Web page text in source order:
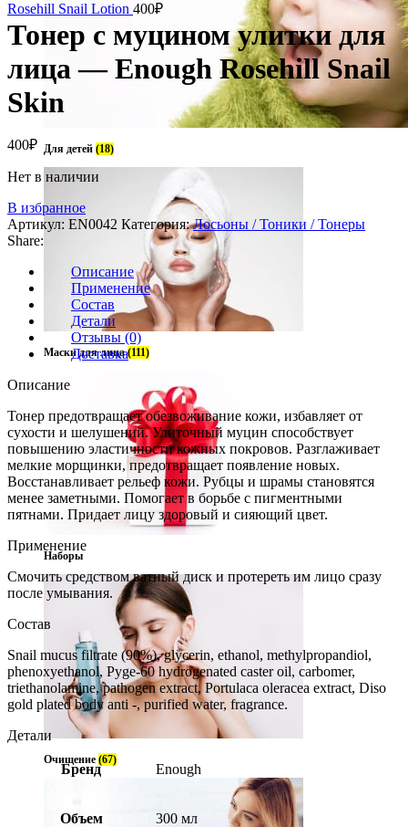
Для детей (18)
Маски для лица(111)
Наборы
Очищение (67)
Rosehill Snail Lotion 400₽
Тонер с муцином улитки для
лица — Enough Rosehill Snail
Skin
400₽
Нет в наличии
В избранное
Артикул: EN0042 Категория: Лосьоны / Тоники / Тонеры
Share:
Описание
Применение
Состав
Детали
Отзывы (0)
Доставка
Описание
Тонер предотвращает обезвоживание кожи, избавляет от
сухости и шелушений. Улиточный муцин способствует
повышению эластичности кожных покровов. Разглаживает
мелкие морщинки, предотвращает появление новых.
Восстанавливает рельеф кожи. Рубцы и шрамы становятся
менее заметными. Помогает в борьбе с пигментными
пятнами. Придает лицу здоровый и сияющий цвет.
Применение
Смочить средством ватный диск и протереть им лицо сразу
после умывания.
Состав
Snail mucus filtrate (90%), glycerin, ethanol, methylpropandiol,
phenoxyethanol, Pyge-60 hydrogenated caster oil, carbomer,
triethanolamine, pathogen extract, Portulaca oleracea extract, Diso
gold plated body anti -, purified water, fragrance.
Детали
Бренд Enough
Объем 300 мл